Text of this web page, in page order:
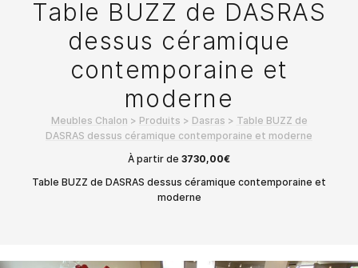
Table BUZZ de DASRAS
dessus céramique
contemporaine et
moderne
Meubles Chalon > Produits > Dasras > Table BUZZ de
DASRAS dessus céramique contemporaine et moderne
À partir de 3730,00€
Table BUZZ de DASRAS dessus céramique contemporaine et
moderne